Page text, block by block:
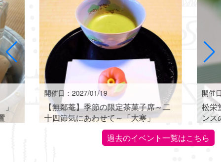
開催日：2027/01/19
【無鄰菴】季節の限定茶菓子席～二
十四節気にあわせて～「大寒」
開催
松栄
ンス
世界
過去のイベント一覧はこちら